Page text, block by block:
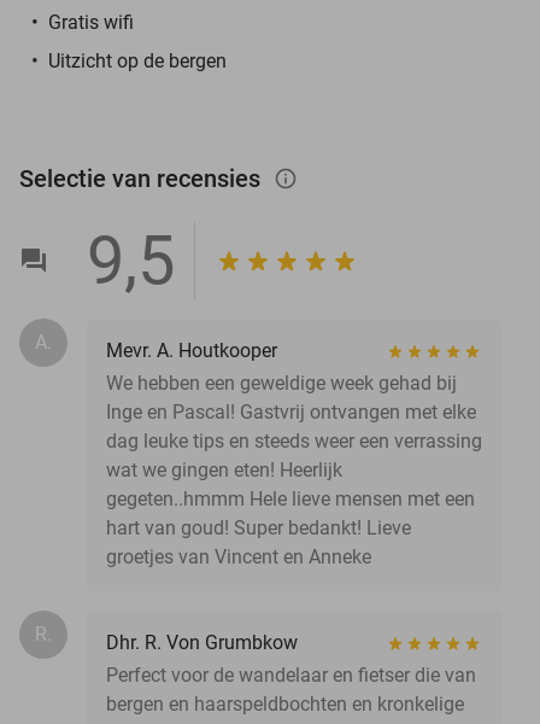
Gratis wifi
Uitzicht op de bergen
Selectie van recensies info_outlined
9,5
A.
Mevr. A. Houtkooper
We hebben een geweldige week gehad bij
Inge en Pascal! Gastvrij ontvangen met elke
dag leuke tips en steeds weer een verrassing
wat we gingen eten! Heerlijk
gegeten..hmmm Hele lieve mensen met een
hart van goud! Super bedankt! Lieve
groetjes van Vincent en Anneke
R.
Dhr. R. Von Grumbkow
Perfect voor de wandelaar en fietser die van
bergen en haarspeldbochten en kronkelige